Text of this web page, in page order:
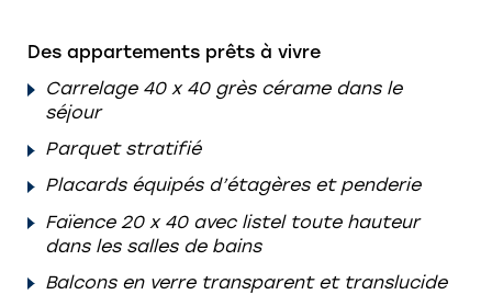
Des appartements prêts à vivre
Carrelage 40 x 40 grès cérame dans le
séjour
Parquet stratifié
Placards équipés d’étagères et penderie
Faïence 20 x 40 avec listel toute hauteur
dans les salles de bains
Balcons en verre transparent et translucide